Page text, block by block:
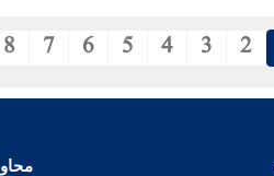
2
3
4
5
6
7
8